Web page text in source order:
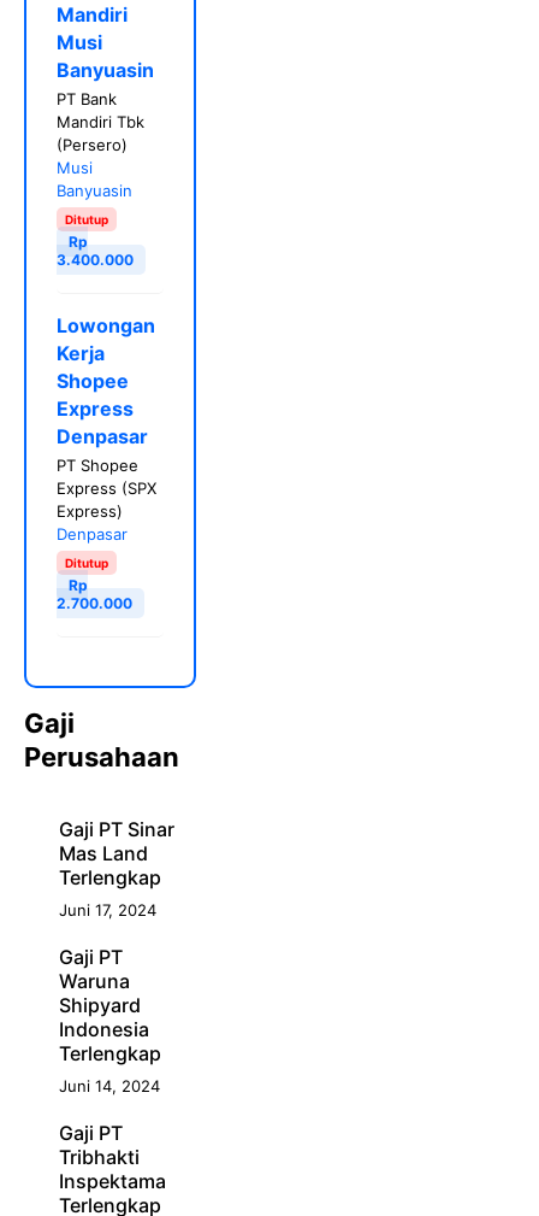
Mandiri
Musi
Banyuasin
PT Bank
Mandiri Tbk
(Persero)
Musi
Banyuasin
Ditutup
Rp
3.400.000
Lowongan
Kerja
Shopee
Express
Denpasar
PT Shopee
Express (SPX
Express)
Denpasar
Ditutup
Rp
2.700.000
Gaji
Perusahaan
Gaji PT Sinar
Mas Land
Terlengkap
Juni 17, 2024
Gaji PT
Waruna
Shipyard
Indonesia
Terlengkap
Juni 14, 2024
Gaji PT
Tribhakti
Inspektama
Terlengkap